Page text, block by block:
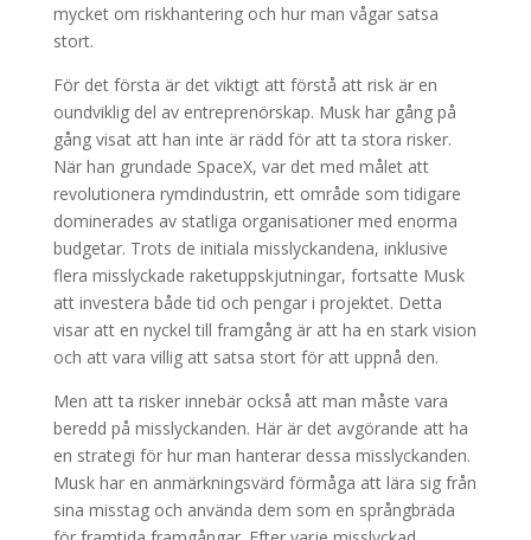
mycket om riskhantering och hur man vågar satsa
stort.
För det första är det viktigt att förstå att risk är en
oundviklig del av entreprenörskap. Musk har gång på
gång visat att han inte är rädd för att ta stora risker.
När han grundade SpaceX, var det med målet att
revolutionera rymdindustrin, ett område som tidigare
dominerades av statliga organisationer med enorma
budgetar. Trots de initiala misslyckandena, inklusive
flera misslyckade raketuppskjutningar, fortsatte Musk
att investera både tid och pengar i projektet. Detta
visar att en nyckel till framgång är att ha en stark vision
och att vara villig att satsa stort för att uppnå den.
Men att ta risker innebär också att man måste vara
beredd på misslyckanden. Här är det avgörande att ha
en strategi för hur man hanterar dessa misslyckanden.
Musk har en anmärkningsvärd förmåga att lära sig från
sina misstag och använda dem som en språngbräda